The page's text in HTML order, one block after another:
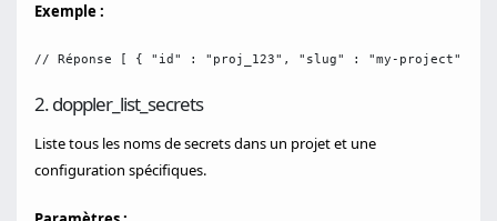
Exemple :
// Réponse [ { "id" : "proj_123", "slug" : "my-project",
2. doppler_list_secrets
Liste tous les noms de secrets dans un projet et une
configuration spécifiques.